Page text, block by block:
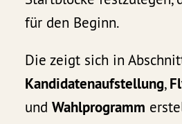
für den Beginn.
Die zeigt sich in
Kandidatenaufstellung,
undWahlprogramm